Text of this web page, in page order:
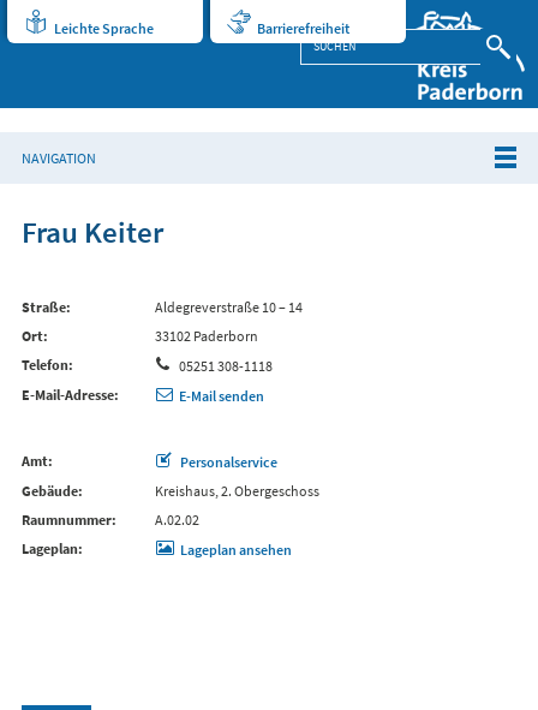
Leichte Sprache Barrierefreiheit
NAVIGATION
Frau Keiter
Straße
Aldegreverstraße 10 – 14
Ort
33102 Paderborn
Telefon
05251 308-1118
E-Mail-Adresse
E-Mail senden
Amt
Personalservice
Gebäude
Kreishaus, 2. Obergeschoss
Raumnummer
A.02.02
Lageplan
Lageplan ansehen